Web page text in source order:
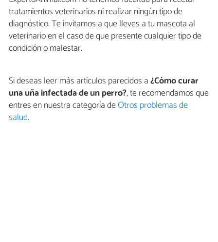
tratamientos veterinarios ni realizar ningún tipo de
diagnóstico. Te invitamos a que lleves a tu mascota al
veterinario en el caso de que presente cualquier tipo de
condición o malestar.
Si deseas leer más artículos parecidos a¿Cómo curar
una uña infectada de un perro?, te recomendamos que
entres en nuestra categoría deOtros problemas de
salud.